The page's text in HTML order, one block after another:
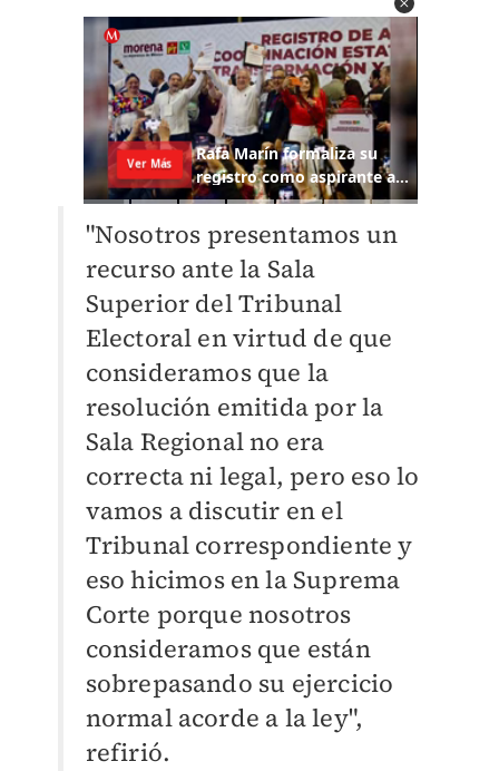
"Nosotros presentamos un
recurso ante la Sala
Superior del Tribunal
Electoral en virtud de que
consideramos que la
resolución emitida por la
Sala Regional no era
correcta ni legal, pero eso lo
vamos a discutir en el
Tribunal correspondiente y
eso hicimos en la Suprema
Corte porque nosotros
consideramos que están
sobrepasando su ejercicio
normal acorde a la ley",
refirió.